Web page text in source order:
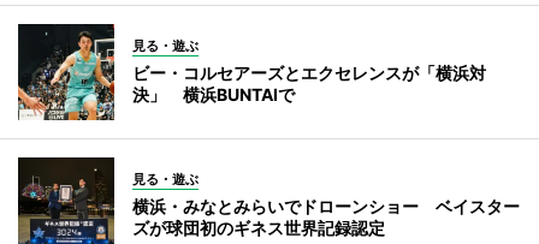
見る・遊ぶ
ビー・コルセアーズとエクセレンスが「横浜対
決」 横浜BUNTAIで
見る・遊ぶ
横浜・みなとみらいでドローンショー ベイスター
ズが球団初のギネス世界記録認定